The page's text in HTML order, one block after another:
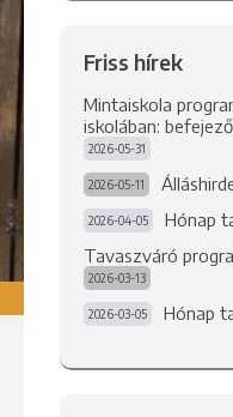
Friss hírek
Mintaiskola
iskolában:
2026-05-31
2026-05-11
Hónap
2026-04-05
Tavaszváró
2026-03-13
Hónap
2026-03-05